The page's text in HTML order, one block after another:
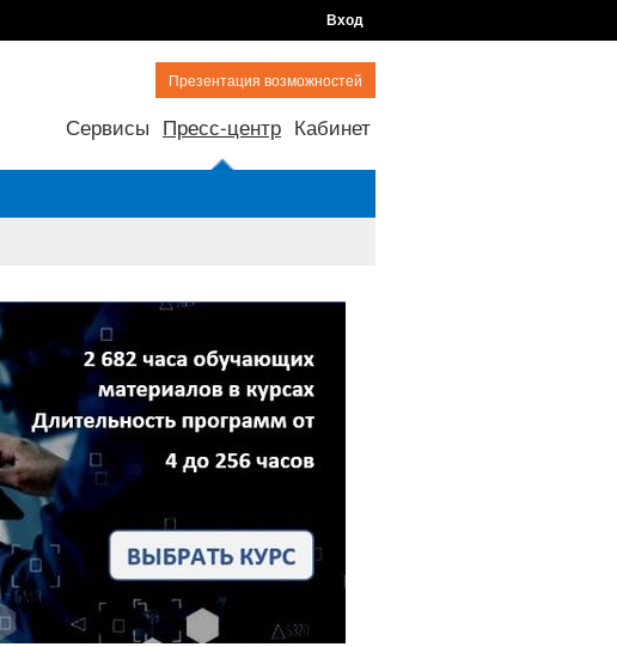
Вход
Презентация возможностей
Сервисы Пресс-центр Кабинет